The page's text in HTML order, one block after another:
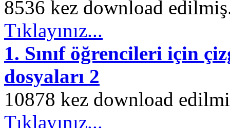
8536 kez download
Tıklayınız...
1. Sınıf öğrencileri için
dosyaları 2
10878 kez download
Tıklayınız...